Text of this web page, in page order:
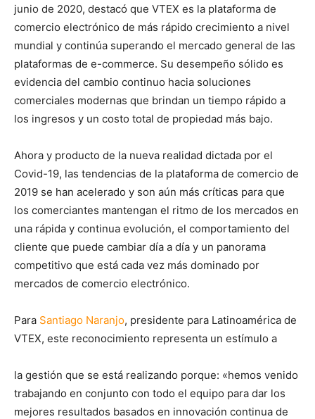
junio de 2020, destacó que VTEX es la plataforma de
comercio electrónico de más rápido crecimiento a nivel
mundial y continúa superando el mercado general de las
plataformas de e-commerce. Su desempeño sólido es
evidencia del cambio continuo hacia soluciones
comerciales modernas que brindan un tiempo rápido a
los ingresos y un costo total de propiedad más bajo.
Ahora y producto de la nueva realidad dictada por el
Covid-19, las tendencias de la plataforma de comercio de
2019 se han acelerado y son aún más críticas para que
los comerciantes mantengan el ritmo de los mercados en
una rápida y continua evolución, el comportamiento del
cliente que puede cambiar día a día y un panorama
competitivo que está cada vez más dominado por
mercados de comercio electrónico.
Para Santiago Naranjo, presidente para Latinoamérica de
VTEX, este reconocimiento representa un estímulo a
la gestión que se está realizando porque: «hemos venido
trabajando en conjunto con todo el equipo para dar los
mejores resultados basados en innovación continua de